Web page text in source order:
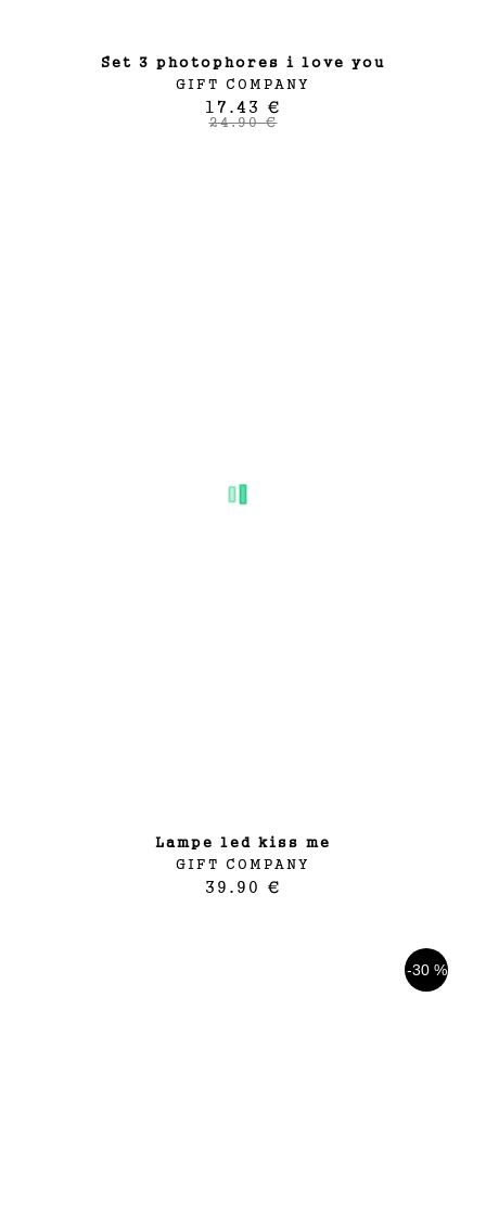
set 3 photophores i love you
GIFT COMPANY
17.43 €
24.90 €
lampe led kiss me
GIFT COMPANY
39.90 €
-30 %